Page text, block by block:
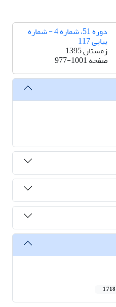
دوره 51، شماره 4 - شماره
پیاپی 117
زمستان 1395
صفحه977-1001
1,718